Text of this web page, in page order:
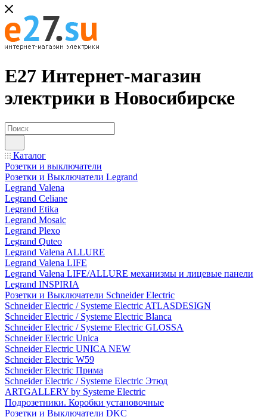
Е27 Интернет-магазин
электрики в Новосибирске
Каталог
Розетки и выключатели
Розетки и Выключатели Legrand
Legrand Valena
Legrand Celiane
Legrand Etika
Legrand Mosaic
Legrand Plexo
Legrand Quteo
Legrand Valena ALLURE
Legrand Valena LIFE
Legrand Valena LIFE/ALLURE механизмы и лицевые панели
Legrand INSPIRIA
Розетки и Выключатели Schneider Electric
Schneider Electric / Systeme Electric ATLASDESIGN
Schneider Electric / Systeme Electric Blanca
Schneider Electric / Systeme Electric GLOSSA
Schneider Electric Unica
Schneider Electric UNICA NEW
Schneider Electric W59
Schneider Electric Прима
Schneider Electric / Systeme Electric Этюд
ARTGALLERY by Systeme Electric
Подрозетники. Коробки установочные
Розетки и Выключатели DKC